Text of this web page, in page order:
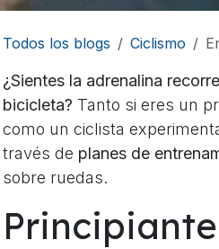
Todos los blogs Ciclismo
¿Sientes la adrenalina
bicicleta? Tanto si eres un
como un ciclista
través de planes de
sobre ruedas.